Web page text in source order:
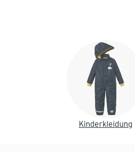
Kinderkleidung